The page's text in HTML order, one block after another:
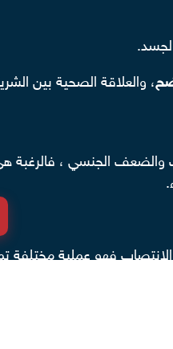
، والعلاقة الصحية بين
والضعف الجنسي، فالرغبة
فهو عملية مختلفة